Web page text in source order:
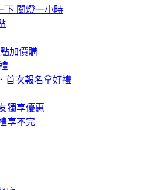
下 關燈一小時
加價購
首次報名拿好禮
獨享優惠
享不完